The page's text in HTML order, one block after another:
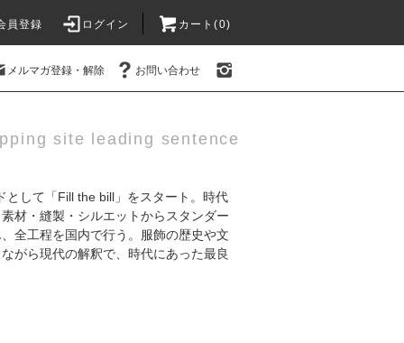
員登録 ログイン カート(0)
メルマガ登録・解除 お問い合わせ
site leading sentence
として「Fill the bill」をスタート。時代
材・縫製・シルエットからスタンダー
全工程を国内で行う。服飾の歴史や文
がら現代の解釈で、時代にあった最良